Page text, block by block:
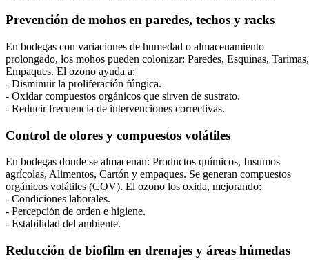
Prevención de mohos en paredes, techos y racks
En bodegas con variaciones de humedad o almacenamiento
prolongado, los mohos pueden colonizar: Paredes, Esquinas, Tarimas,
Empaques. El ozono ayuda a:
- Disminuir la proliferación fúngica.
- Oxidar compuestos orgánicos que sirven de sustrato.
- Reducir frecuencia de intervenciones correctivas.
Control de olores y compuestos volátiles
En bodegas donde se almacenan: Productos químicos, Insumos
agrícolas, Alimentos, Cartón y empaques. Se generan compuestos
orgánicos volátiles (COV). El ozono los oxida, mejorando:
- Condiciones laborales.
- Percepción de orden e higiene.
- Estabilidad del ambiente.
Reducción de biofilm en drenajes y áreas húmedas